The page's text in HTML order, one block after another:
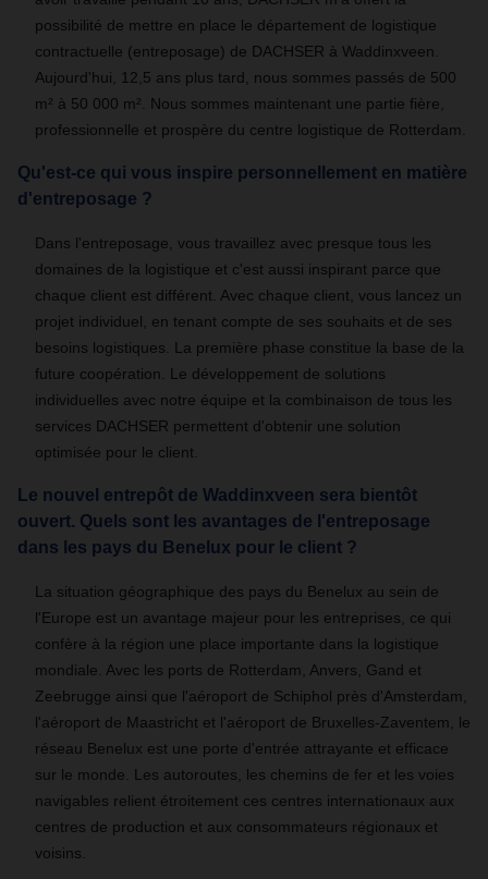
possibilité de mettre en place le département de logistique
contractuelle (entreposage) de DACHSER à Waddinxveen.
Aujourd'hui, 12,5 ans plus tard, nous sommes passés de 500
m² à 50 000 m². Nous sommes maintenant une partie fière,
professionnelle et prospère du centre logistique de Rotterdam.
Qu'est-ce qui vous inspire personnellement en matière
d'entreposage ?
Dans l'entreposage, vous travaillez avec presque tous les
domaines de la logistique et c'est aussi inspirant parce que
chaque client est différent. Avec chaque client, vous lancez un
projet individuel, en tenant compte de ses souhaits et de ses
besoins logistiques. La première phase constitue la base de la
future coopération. Le développement de solutions
individuelles avec notre équipe et la combinaison de tous les
services DACHSER permettent d'obtenir une solution
optimisée pour le client.
Le nouvel entrepôt de Waddinxveen sera bientôt
ouvert. Quels sont les avantages de l'entreposage
dans les pays du Benelux pour le client ?
La situation géographique des pays du Benelux au sein de
l'Europe est un avantage majeur pour les entreprises, ce qui
confère à la région une place importante dans la logistique
mondiale. Avec les ports de Rotterdam, Anvers, Gand et
Zeebrugge ainsi que l'aéroport de Schiphol près d'Amsterdam,
l'aéroport de Maastricht et l'aéroport de Bruxelles-Zaventem, le
réseau Benelux est une porte d'entrée attrayante et efficace
sur le monde. Les autoroutes, les chemins de fer et les voies
navigables relient étroitement ces centres internationaux aux
centres de production et aux consommateurs régionaux et
voisins.